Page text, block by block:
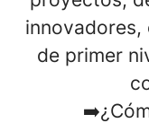
de primer